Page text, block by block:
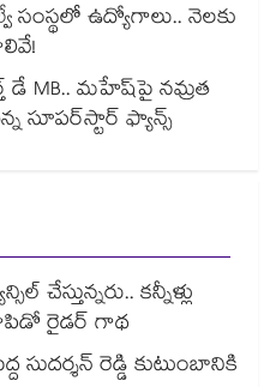
ఉద్యోగాలు.. నెలకు
డే MB.. మహేష్‌పై నమ్రత
సూపర్‌స్టార్ ఫ్యాన్స్
చేస్తున్నరు.. కన్నీళ్లు
రైడర్ గాథ
సుదర్శన్ రెడ్డి కుటుంబానికి